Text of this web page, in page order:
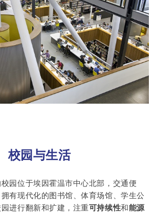
校园与生活
园位于埃因霍温市中心北部，交通便
有现代化的图书馆、体育场馆、学生公
进行翻新和扩建，注重可持续性和能源